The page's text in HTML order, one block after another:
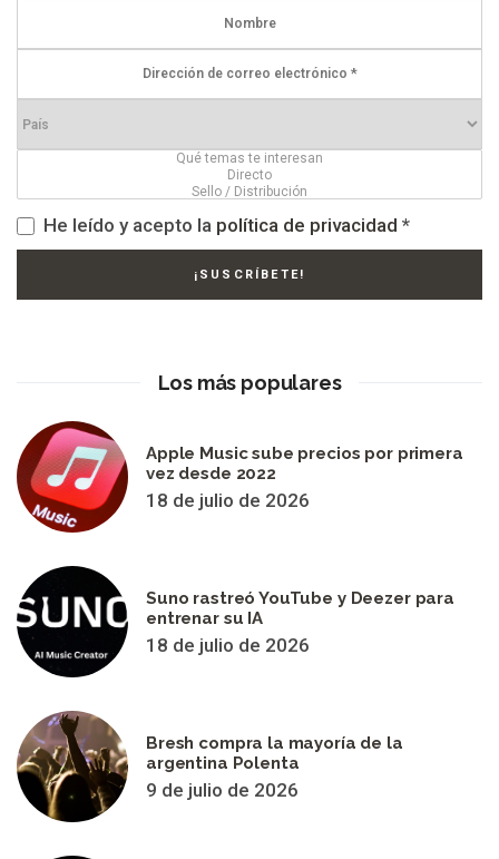
He leído y acepto la política de privacidad *
Los más populares
Apple Music sube precios por primera
vez desde 2022
18 de julio de 2026
Suno rastreó YouTube y Deezer para
entrenar su IA
18 de julio de 2026
Bresh compra la mayoría de la
argentina Polenta
9 de julio de 2026